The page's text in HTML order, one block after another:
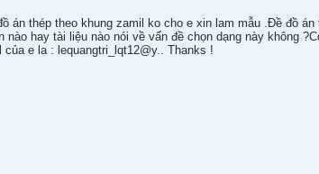
án thép theo khung zamil ko cho e xin lam mẫu .Đề đồ
nào hay tài liệu nào nói về vấn đề chọn dạng này không
e la : lequangtri_lqt12@y.. Thanks !